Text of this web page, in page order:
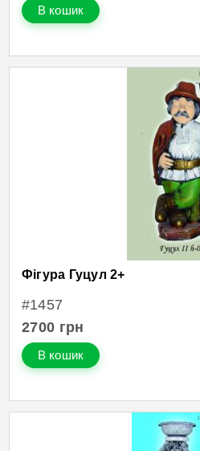
В кошик
Фігура Гуцул 2+
#1457
2700 грн
В кошик